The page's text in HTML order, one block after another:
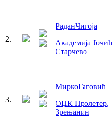
2.
РаданЧигоја
Академија Јочић
Старчево
3.
МиркоГаговић
ОЏК Пролетер,
Зрењанин